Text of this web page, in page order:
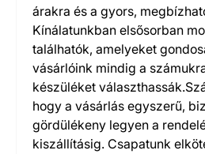
árakra és a gyors,
Kínálatunkban elsősorban
találhatók, amelyeket
vásárlóink mindig a
készüléket
hogy a vásárlás egyszerű,
gördülékeny legyen a
kiszállításig. Csapatunk